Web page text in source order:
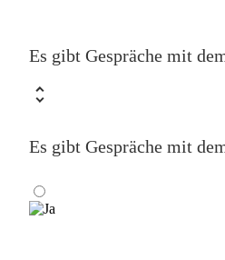
Es gibt Gespräche mit
Es gibt Gespräche mit